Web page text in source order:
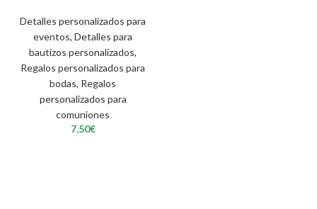
Detalles personalizados para
eventos, Detalles para
bautizos personalizados,
Regalos personalizados para
bodas, Regalos
personalizados para
comuniones
7,50€